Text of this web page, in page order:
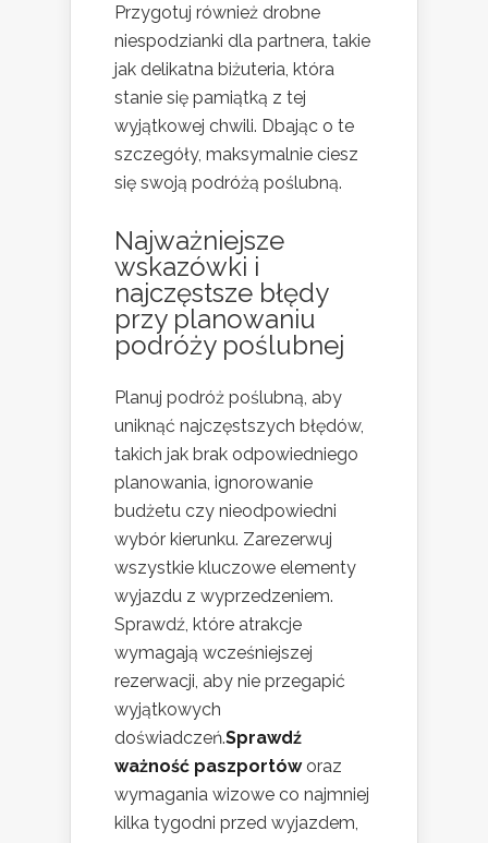
Przygotuj również drobne
niespodzianki dla partnera, takie
jak delikatna biżuteria, która
stanie się pamiątką z tej
wyjątkowej chwili. Dbając o te
szczegóły, maksymalnie ciesz
się swoją podróżą poślubną.
Najważniejsze
wskazówki i
najczęstsze błędy
przy planowaniu
podróży poślubnej
Planuj podróż poślubną, aby
uniknąć najczęstszych błędów,
takich jak brak odpowiedniego
planowania, ignorowanie
budżetu czy nieodpowiedni
wybór kierunku. Zarezerwuj
wszystkie kluczowe elementy
wyjazdu z wyprzedzeniem.
Sprawdź, które atrakcje
wymagają wcześniejszej
rezerwacji, aby nie przegapić
wyjątkowych
doświadczeń.Sprawdź
ważność paszportóworaz
wymagania wizowe co najmniej
kilka tygodni przed wyjazdem,